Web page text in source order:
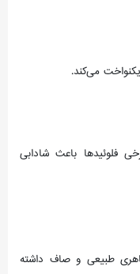
می‌کند.
فلوئیدها باعث شادابی
طبیعی و صاف داشته